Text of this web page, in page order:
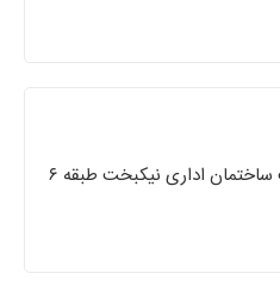
اصفهان خیابان نیکبخت ساختمان اداری نیکبخت طبقه ۶